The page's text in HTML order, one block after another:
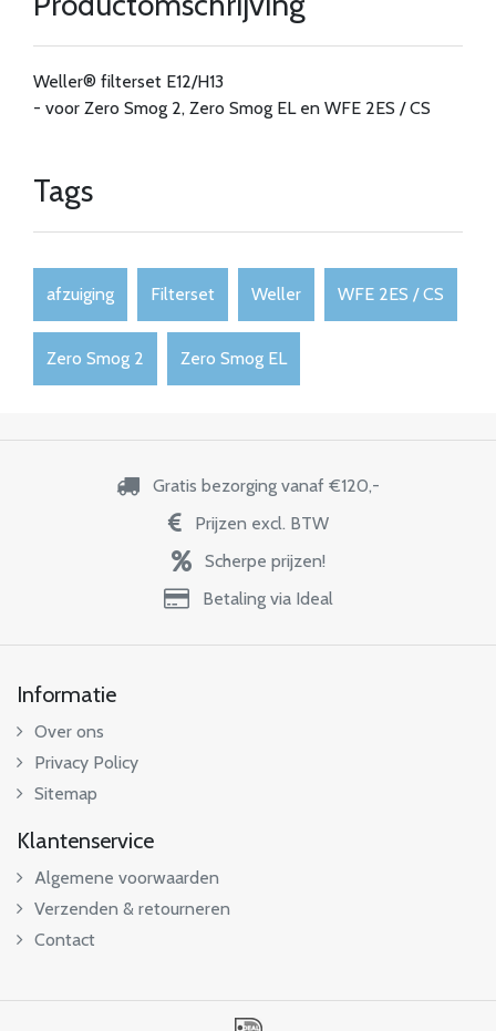
Weller® filterset E12/H13
- voor Zero Smog 2, Zero Smog EL en WFE 2ES / CS
Tags
afzuiging Filterset Weller WFE 2ES / CS
Zero Smog 2 Zero Smog EL
Gratis bezorging vanaf €120,-
Prijzen excl. BTW
Scherpe prijzen!
Betaling via Ideal
Informatie
Over ons
Privacy Policy
Sitemap
Klantenservice
Algemene voorwaarden
Verzenden & retourneren
Contact